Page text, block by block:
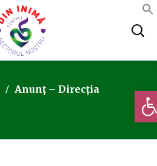
Anunț – Direcția